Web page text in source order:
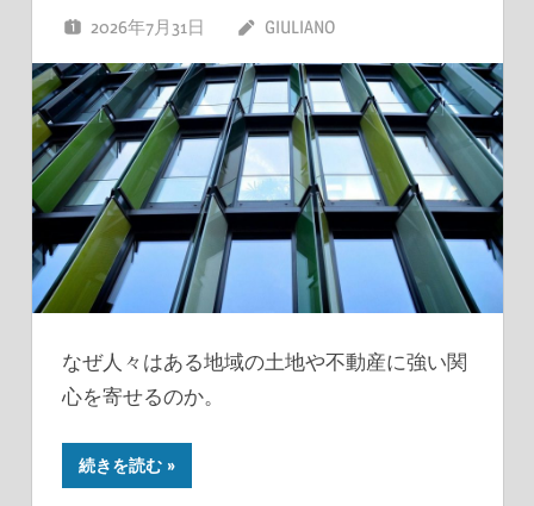
2026年7月31日 GIULIANO
なぜ人々はある地域の土地や不動産に強い関
心を寄せるのか。
続きを読む